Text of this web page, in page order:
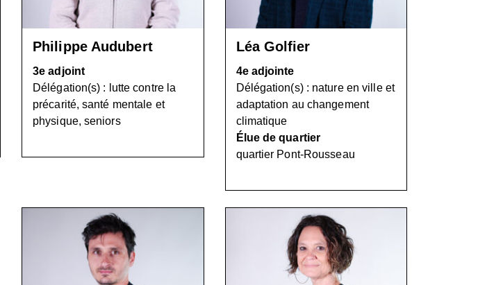
Philippe Audubert
3e adjoint
Délégation(s) : lutte contre la
précarité, santé mentale et
physique, seniors
Léa Golfier
4e adjointe
Délégation(s) : nature en ville et
adaptation au changement
climatique
Élue de quartier
quartier Pont-Rousseau